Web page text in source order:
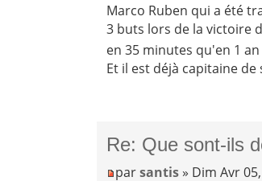
Marco Ruben qui a été
3 buts lors de la victoire
en 35 minutes qu'en 1
Et il est déjà capitaine de
Re: Que sont-ils
parsantis » Dim Avr